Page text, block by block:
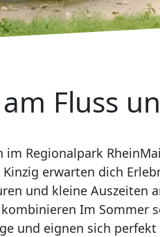
Fluss
im Regionalpark
erwarten dich
und kleine Auszeiten
kombinieren Im Sommer
und eignen sich